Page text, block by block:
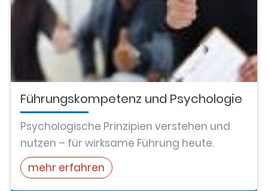
Führungskompetenz und Psychologie
Psychologische Prinzipien verstehen und
nutzen – für wirksame Führung heute.
mehr erfahren